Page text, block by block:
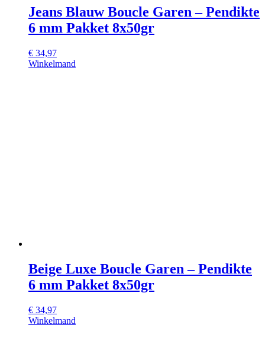
Jeans Blauw Boucle Garen – Pendikte
6 mm Pakket 8x50gr
€ 34,97
Winkelmand
Beige Luxe Boucle Garen – Pendikte
6 mm Pakket 8x50gr
€ 34,97
Winkelmand